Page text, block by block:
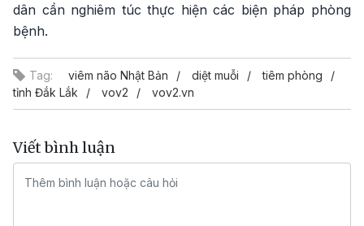
dân cần nghiêm túc thực hiện các biện pháp phòng
bệnh.
Tag: viêm não Nhật Bản diệt muỗi
tiêm phòng
tỉnh Đắk Lắk
vov2 vov2.vn
Viết bình luận